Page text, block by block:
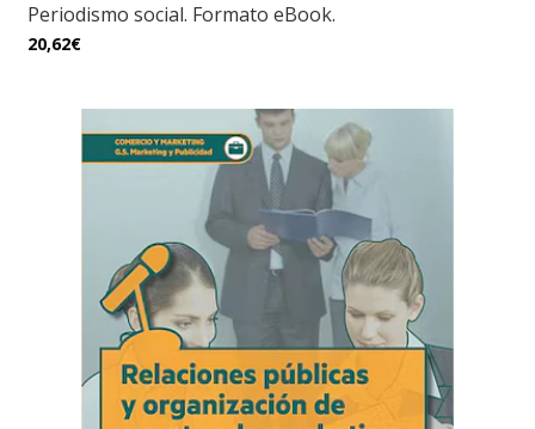
Periodismo social. Formato eBook.
20,62€